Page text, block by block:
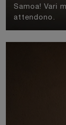
Samoa! Vari
attendono.